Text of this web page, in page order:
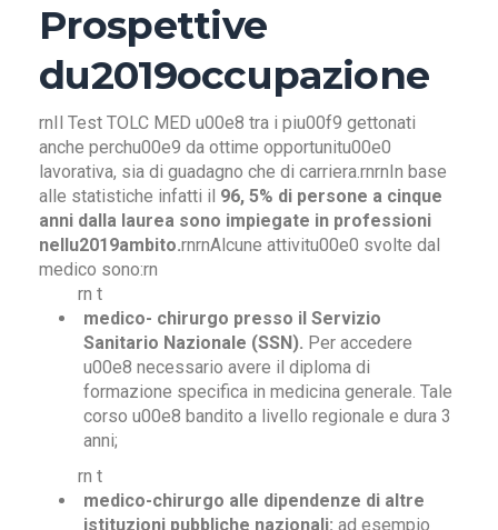
Prospettive
du2019occupazione
rnIl Test TOLC MED u00e8 tra i piu00f9 gettonati
anche perchu00e9 da ottime opportunitu00e0
lavorativa, sia di guadagno che di carriera.rnrnIn base
alle statistiche infatti il 96, 5% di persone a cinque
anni dalla laurea sono impiegate in professioni
nellu2019ambito.rnrnAlcune attivitu00e0 svolte dal
medico sono:rn
rn t
medico- chirurgo presso il Servizio
Sanitario Nazionale (SSN). Per accedere
u00e8 necessario avere il diploma di
formazione specifica in medicina generale. Tale
corso u00e8 bandito a livello regionale e dura 3
anni;
rn t
medico-chirurgo alle dipendenze di altre
istituzioni pubbliche nazionali: ad esempio